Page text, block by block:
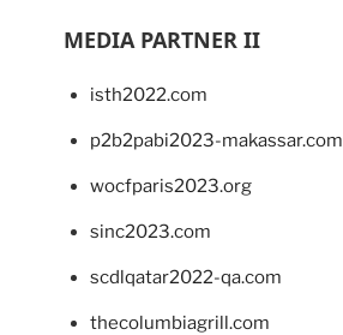
MEDIA PARTNER II
isth2022.com
p2b2pabi2023-makassar.com
wocfparis2023.org
sinc2023.com
scdlqatar2022-qa.com
thecolumbiagrill.com